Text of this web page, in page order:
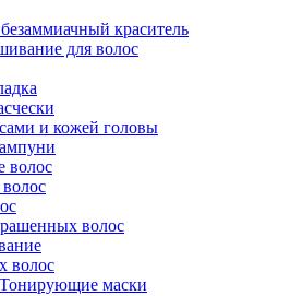
краситель
для волос
и кожей головы
волос
волос
волос
маски